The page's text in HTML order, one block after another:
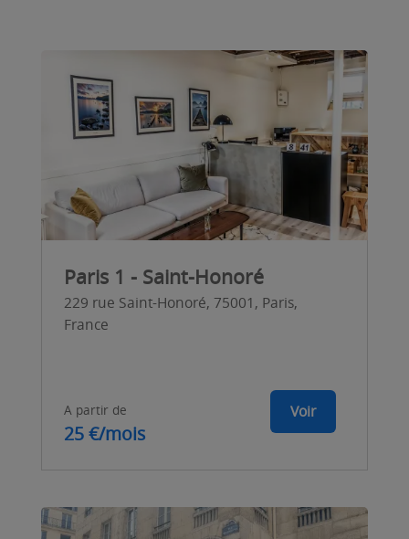
Paris 1 - Saint-Honoré
229 rue Saint-Honoré, 75001, Paris,
France
A partir de
25 €/mois
Voir